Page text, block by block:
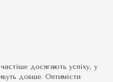
досягають успіху, у
довше. Оптимісти